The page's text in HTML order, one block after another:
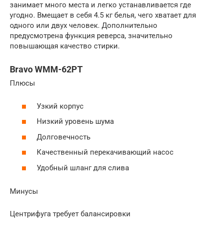
занимает много места и легко устанавливается где
угодно. Вмещает в себя 4.5 кг белья, чего хватает для
одного или двух человек. Дополнительно
предусмотрена функция реверса, значительно
повышающая качество стирки.
Bravo WMM-62PT
Плюсы
Узкий корпус
Низкий уровень шума
Долговечность
Качественный перекачивающий насос
Удобный шланг для слива
Минусы
Центрифуга требует балансировки